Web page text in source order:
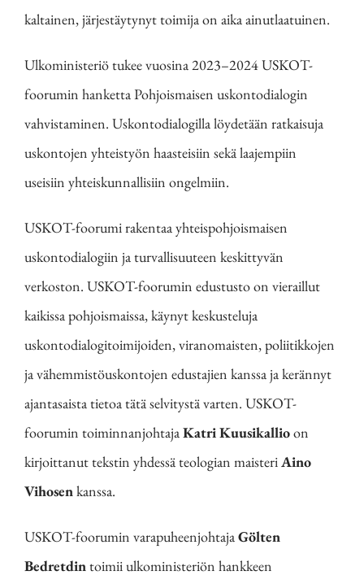
kaltainen, järjestäytynyt toimija on aika ainutlaatuinen.
Ulkoministeriö tukee vuosina 2023–2024 USKOT-
foorumin hanketta Pohjoismaisen uskontodialogin
vahvistaminen. Uskontodialogilla löydetään ratkaisuja
uskontojen yhteistyön haasteisiin sekä laajempiin
useisiin yhteiskunnallisiin ongelmiin.
USKOT-foorumi rakentaa yhteispohjoismaisen
uskontodialogiin ja turvallisuuteen keskittyvän
verkoston. USKOT-foorumin edustusto on vieraillut
kaikissa pohjoismaissa, käynyt keskusteluja
uskontodialogitoimijoiden, viranomaisten, poliitikkojen
ja vähemmistöuskontojen edustajien kanssa ja kerännyt
ajantasaista tietoa tätä selvitystä varten. USKOT-
foorumin toiminnanjohtajaKatri Kuusikallioon
kirjoittanut tekstin yhdessä teologian maisteriAino
Vihosenkanssa.
USKOT-foorumin varapuheenjohtajaGölten
Bedretdintoimii ulkoministeriön hankkeen